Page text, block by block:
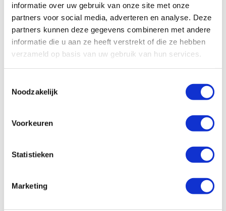
informatie over uw gebruik van onze site met onze
partners voor social media, adverteren en analyse. Deze
partners kunnen deze gegevens combineren met andere
informatie die u aan ze heeft verstrekt of die ze hebben
verzameld op basis van uw gebruik van hun services.
Noodzakelijk
Voorkeuren
Statistieken
Marketing
OVER ONS
Ons verhaal
Fondsen werven
Partnerships
De mensen achter de SRC
ANBI
Contact